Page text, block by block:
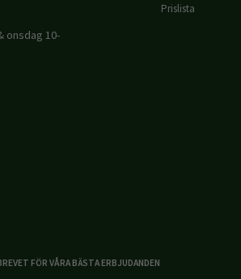
onsdag 10-
Prislista
FÖR VÅRA BÄSTA ERBJUDANDEN